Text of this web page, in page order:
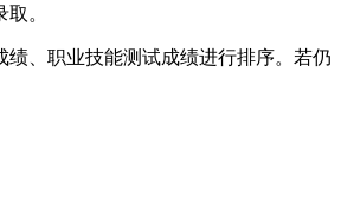
。
、职业技能测试成绩进行排序。若仍